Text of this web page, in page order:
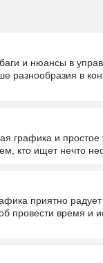
и нюансы в
разнообразия в
графика и
кто ищет нечто
приятно радует
провести время и